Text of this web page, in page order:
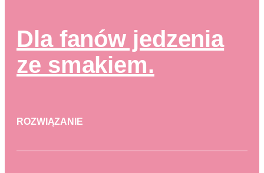
Dla fanów jedzenia
ze smakiem.
ROZWIĄZANIE